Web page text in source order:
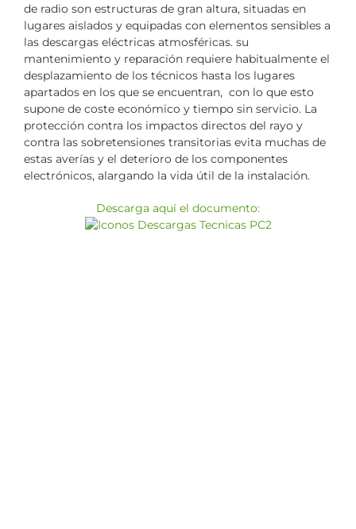
de radio son estructuras de gran altura, situadas en
lugares aislados y equipadas con elementos sensibles a
las descargas eléctricas atmosféricas. su
mantenimiento y reparación requiere habitualmente el
desplazamiento de los técnicos hasta los lugares
apartados en los que se encuentran, con lo que esto
supone de coste económico y tiempo sin servicio. La
protección contra los impactos directos del rayo y
contra las sobretensiones transitorias evita muchas de
estas averías y el deterioro de los componentes
electrónicos, alargando la vida útil de la instalación.
Descarga aquí el documento: